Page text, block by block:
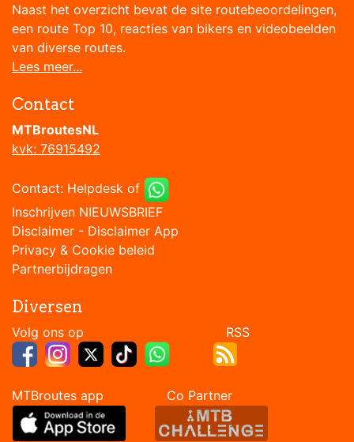
Naast het overzicht bevat de site routebeoordelingen,
een route Top 10, reacties van bikers en videobeelden
van diverse routes.
Lees meer...
Contact
MTBroutesNL
kvk: 76915492
Contact: Helpdesk of
Inschrijven NIEUWSBRIEF
Disclaimer - Disclaimer App
Privacy & Cookie beleid
Partnerbijdragen
Diversen
Volg ons op RSS
MTBroutes app Co Partner